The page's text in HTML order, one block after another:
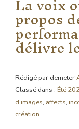
propos
délivre
Rédigé par demeter
Classé dans : Été
d’images, affects,
création